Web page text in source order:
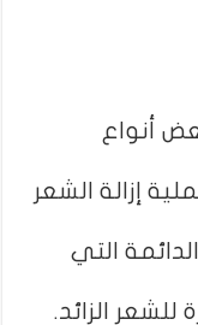
أنواع
إزالة الشعر
التي
للشعر الزائد.